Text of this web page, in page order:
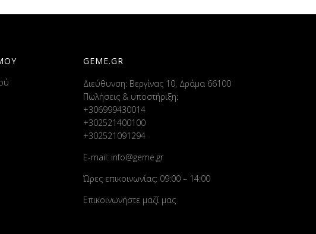
GEME.GR
Διεύθυνση: Βεργίνας 10, Δράμα 66100
Πωλήσεις & υποστήριξη:
+306999430014
+302521400100
+302521091294
E-mail: info@geme.gr
Ώρες επικοινωνίας: 09:00 – 14:00
Επικοινωνήστε μαζί μας